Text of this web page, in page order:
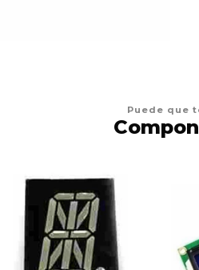
Puede que